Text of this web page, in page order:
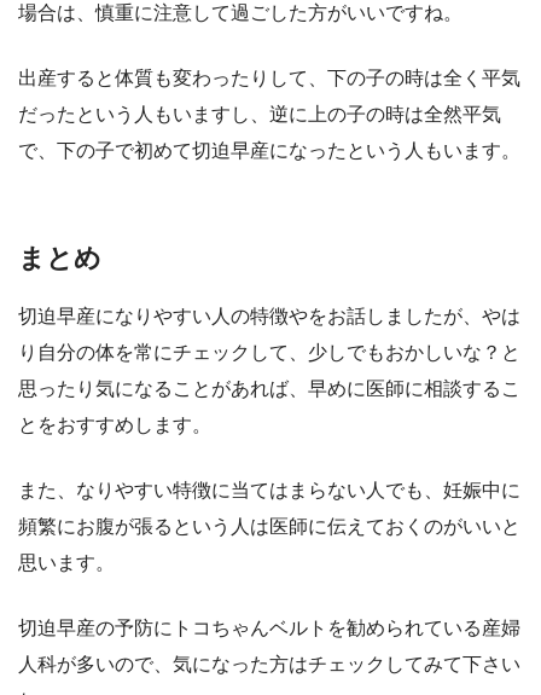
場合は、慎重に注意して過ごした方がいいですね。
出産すると体質も変わったりして、下の子の時は全く平気
だったという人もいますし、逆に上の子の時は全然平気
で、下の子で初めて切迫早産になったという人もいます。
まとめ
切迫早産になりやすい人の特徴やをお話しましたが、やは
り自分の体を常にチェックして、少しでもおかしいな？と
思ったり気になることがあれば、早めに医師に相談するこ
とをおすすめします。
また、なりやすい特徴に当てはまらない人でも、妊娠中に
頻繁にお腹が張るという人は医師に伝えておくのがいいと
思います。
切迫早産の予防にトコちゃんベルトを勧められている産婦
人科が多いので、気になった方はチェックしてみて下さい